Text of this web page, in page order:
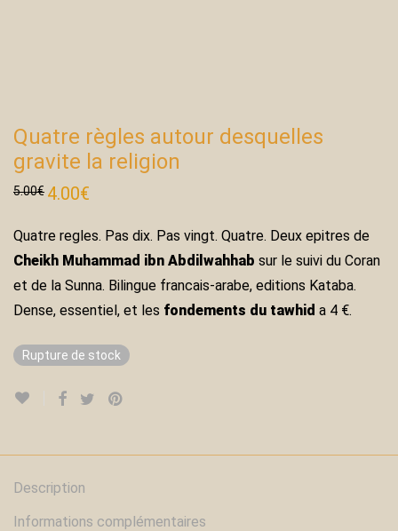
Quatre règles autour desquelles
gravite la religion
5.00€ Le
prix
5.00€.
4.00€
est :
4.00€.
Quatre regles. Pas dix. Pas vingt. Quatre. Deux epitres de
Cheikh Muhammad ibn Abdilwahhab sur le suivi du Coran
et de la Sunna. Bilingue francais-arabe, editions Kataba.
Dense, essentiel, et les fondements du tawhid a 4 €.
Rupture de stock
Description
Informations complémentaires